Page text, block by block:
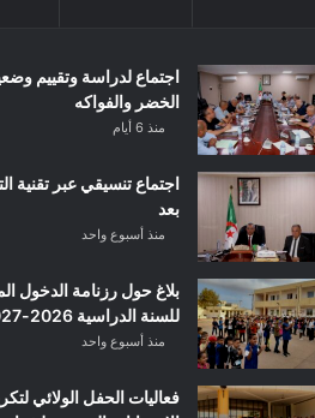
اجتماع لدراسة وتقييم
الخضر والفواكه
منذ 6 أيام
اجتماع تنسيقي عبر تقنية
بعد
منذ أسبوع واحد
بلاغ حول رزنامة الدخول
للسنة الدراسية 2026-2027
منذ أسبوع واحد
فعاليات الحفل الولائي